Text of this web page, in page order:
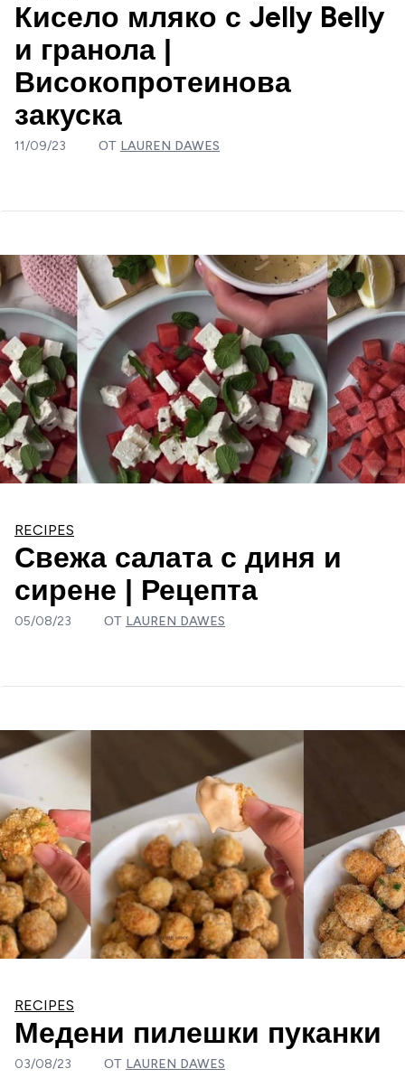
Кисело мляко с Jelly Belly
и гранола |
Високопротеинова
закуска
11/09/23 ОТ LAUREN DAWES
RECIPES
Свежа салата с диня и
сирене | Рецепта
05/08/23 ОТ LAUREN DAWES
RECIPES
Медени пилешки пуканки
03/08/23 ОТ LAUREN DAWES